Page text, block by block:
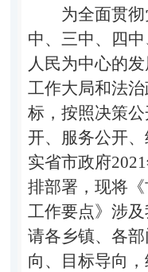
为全面贯
中、三中、四
人民为中心的
工作大局和法
标，按照决策
开、服务公开
实省市政府2021
排部署，现将
工作要点》涉及
请各乡镇、各部
向、目标导向